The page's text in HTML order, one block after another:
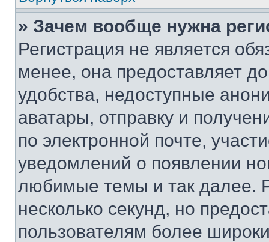
» Зачем вообще нужна
Регистрация не является
менее, она предоставляет
удобства, недоступные
аватары, отправку и
по электронной почте,
уведомлений о появлении
любимые темы и так далее.
несколько секунд, но
пользователям более